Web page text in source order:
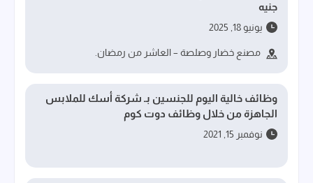
جنيه
يونيو 18, 2025
مصنع خضار وصلصة – العاشر من رمضان.
وظائف خالية اليوم للجنسين بـ شركة أسك للملابس
الجاهزة من خلال وظائف دوت كوم
نوفمبر 15, 2021